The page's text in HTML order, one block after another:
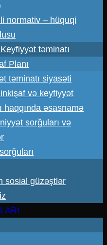
normativ – hüquqi
təminatı
Planı
təminatı siyasəti
və keyfiyyət
haqqında əsasnamə
sorğuları və
sosial güzəştlər